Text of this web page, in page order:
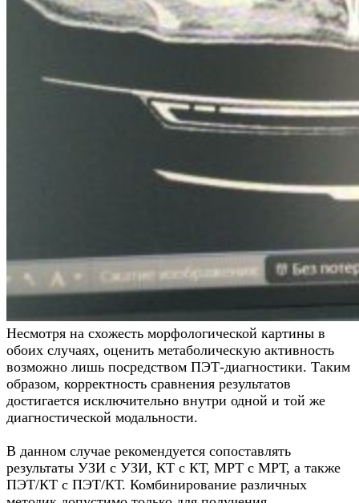
Несмотря на схожесть морфологической картины в
обоих случаях, оценить метаболическую активность
возможно лишь посредством ПЭТ-диагностики. Таким
образом, корректность сравнения результатов
достигается исключительно внутри одной и той же
диагностической модальности.
В данном случае рекомендуется сопоставлять
результаты УЗИ с УЗИ, КТ с КТ, МРТ с МРТ, а также
ПЭТ/КТ с ПЭТ/КТ. Комбинирование различных